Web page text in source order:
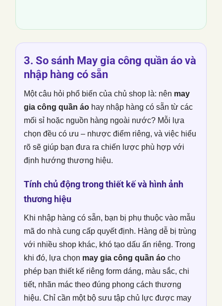
3. So sánh May gia công quần áo và
nhập hàng có sẵn
Một câu hỏi phổ biến của chủ shop là: nên may
gia công quần áo hay nhập hàng có sẵn từ các
mối sỉ hoặc nguồn hàng ngoài nước? Mỗi lựa
chọn đều có ưu – nhược điểm riêng, và việc hiểu
rõ sẽ giúp bạn đưa ra chiến lược phù hợp với
định hướng thương hiệu.
Tính chủ động trong thiết kế và hình ảnh
thương hiệu
Khi nhập hàng có sẵn, bạn bị phụ thuộc vào mẫu
mã do nhà cung cấp quyết định. Hàng dễ bị trùng
với nhiều shop khác, khó tạo dấu ấn riêng. Trong
khi đó, lựa chọn may gia công quần áo cho
phép bạn thiết kế riêng form dáng, màu sắc, chi
tiết, nhãn mác theo đúng phong cách thương
hiệu. Chỉ cần một bộ sưu tập chủ lực được may